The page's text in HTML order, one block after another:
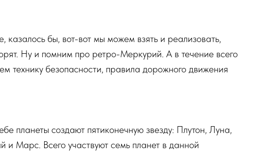
казалось бы, вот-вот мы можем взять и реализовать,
Ну и помним про ретро-Меркурий. А в течение всего
технику безопасности, правила дорожного движения
планеты создают пятиконечную звезду: Плутон, Луна,
Марс. Всего участвуют семь планет в данной